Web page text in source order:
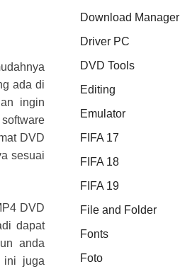
ada di
ingin
DVD
sesuai
DVD
dapat
anda
ini juga
Download Manager
Driver PC
DVD Tools
Editing
Emulator
FIFA 17
FIFA 18
FIFA 19
File and Folder
Fonts
Foto